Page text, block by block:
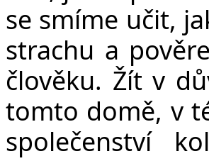
se smíme učit,
strachu a
člověku. Žít v
tomto domě, v
společenství